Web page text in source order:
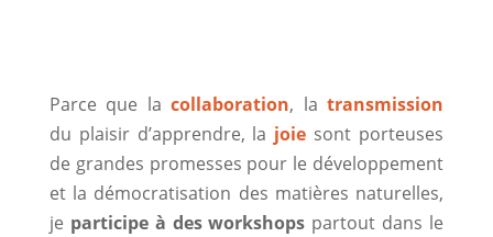
Parce que lacollaboration, latransmission
du plaisir d’apprendre, la joie sont porteuses
de grandes promesses pour le développement
et la démocratisation des matières naturelles,
je participe à des workshops partout dans le